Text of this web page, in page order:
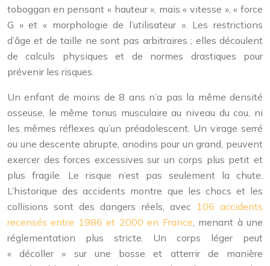
toboggan en pensant « hauteur », mais « vitesse », « force
G » et « morphologie de l’utilisateur ». Les restrictions
d’âge et de taille ne sont pas arbitraires ; elles découlent
de calculs physiques et de normes drastiques pour
prévenir les risques.
Un enfant de moins de 8 ans n’a pas la même densité
osseuse, le même tonus musculaire au niveau du cou, ni
les mêmes réflexes qu’un préadolescent. Un virage serré
ou une descente abrupte, anodins pour un grand, peuvent
exercer des forces excessives sur un corps plus petit et
plus fragile. Le risque n’est pas seulement la chute.
L’historique des accidents montre que les chocs et les
collisions sont des dangers réels, avec 106 accidents
recensés entre 1986 et 2000 en France , menant à une
réglementation plus stricte. Un corps léger peut
« décoller » sur une bosse et atterrir de manière